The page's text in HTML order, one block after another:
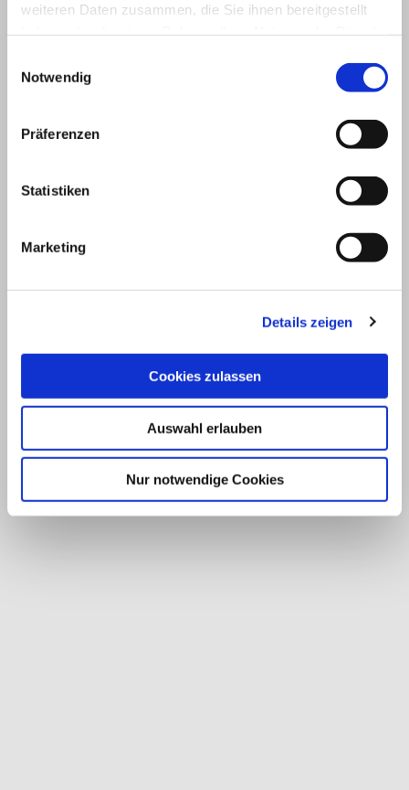
weiteren Daten zusammen, die Sie ihnen bereitgestellt
Notwendig
Präferenzen
Statistiken
Marketing
Details zeigen
Cookies zulassen
Auswahl erlauben
Nur notwendige Cookies